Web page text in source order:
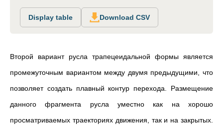
Display table Download CSV
Второй вариант русла трапецеидальной формы является
промежуточным вариантом между двумя предыдущими, что
позволяет создать плавный контур перехода. Размещение
данного фрагмента русла уместно как на хорошо
просматриваемых траекториях движения, так и на закрытых.